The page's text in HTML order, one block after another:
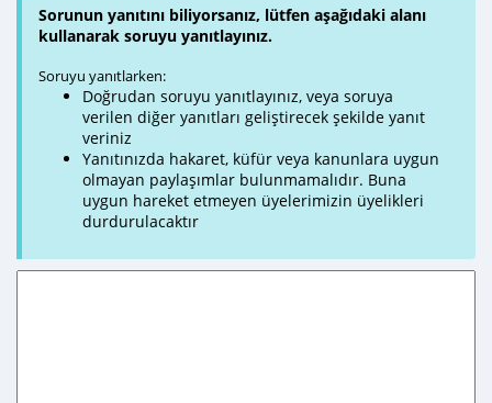
Sorunun yanıtını biliyorsanız, lütfen aşağıdaki alanı
kullanarak soruyu yanıtlayınız.
Soruyu yanıtlarken:
Doğrudan soruyu yanıtlayınız, veya soruya
verilen diğer yanıtları geliştirecek şekilde yanıt
veriniz
Yanıtınızda hakaret, küfür veya kanunlara uygun
olmayan paylaşımlar bulunmamalıdır. Buna
uygun hareket etmeyen üyelerimizin üyelikleri
durdurulacaktır